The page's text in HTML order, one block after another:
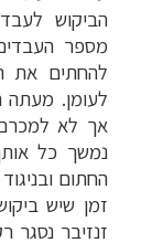
הביקוש
להחתים את
לעומן. מעתה
אך לא
נמשך כל
החתום
זמן שיש